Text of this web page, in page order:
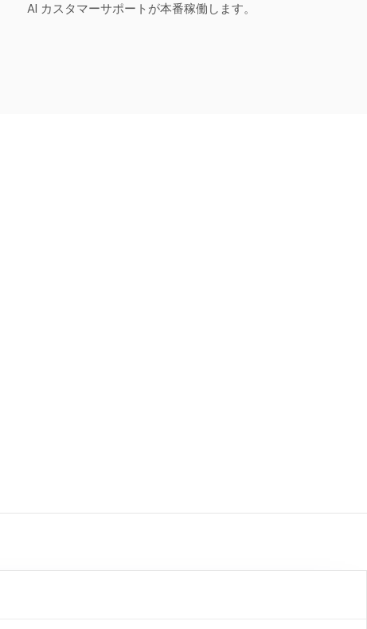
AI カスタマーサポートが本番稼働します。